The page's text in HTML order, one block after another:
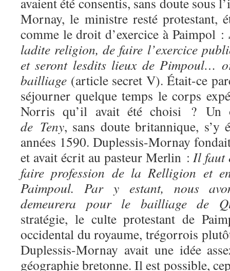
Mornay, le ministre resté protestant,
comme le droit d’exercice à Paimpol :
ladite religion, de faire l’exercice
et seront lesdits lieux de Pimpoul…
bailliage (article secret V). Était-ce
séjourner quelque temps le corps
Norris qu’il avait été choisi ? Un
de Teny, sans doute britannique,
années 1590. Duplessis-Mornay
et avait écrit au pasteur Merlin :Il faut
faire profession de la Relligion et
Paimpoul. Par y estant, nous
demeurera pour le bailliage de
stratégie, le culte protestant de
occidental du royaume, trégorrois
Duplessis-Mornay avait une idée
géographie bretonne. Il est possible,